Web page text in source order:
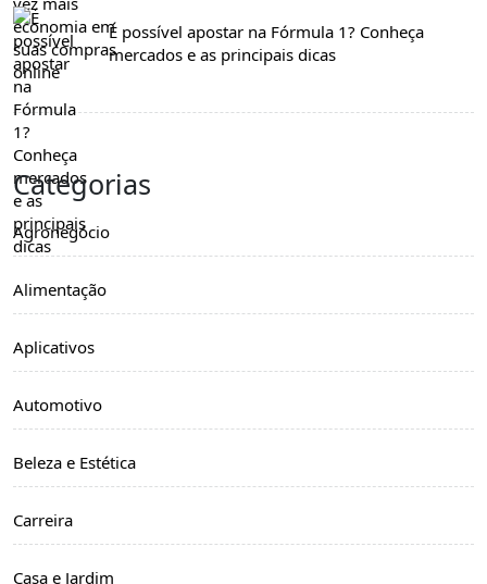
É possível apostar na Fórmula 1? Conheça
mercados e as principais dicas
Categorias
Agronegócio
Alimentação
Aplicativos
Automotivo
Beleza e Estética
Carreira
Casa e Jardim